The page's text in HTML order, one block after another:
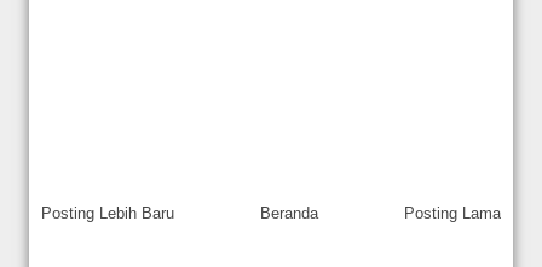
Posting Lebih Baru Posting Lama
Beranda